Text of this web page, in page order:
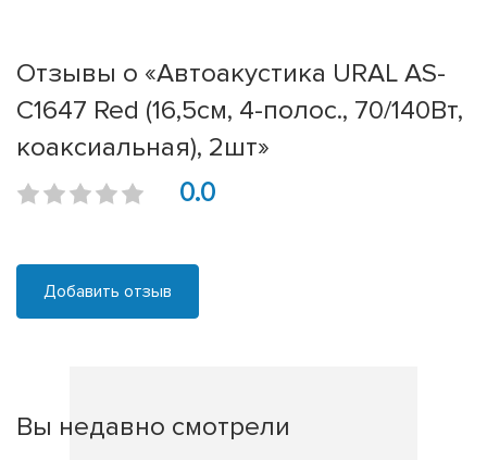
Отзывы о «Автоакустика URAL AS-
C1647 Red (16,5см, 4-полос., 70/140Вт,
коаксиальная), 2шт»
0.0
Добавить отзыв
Вы недавно смотрели